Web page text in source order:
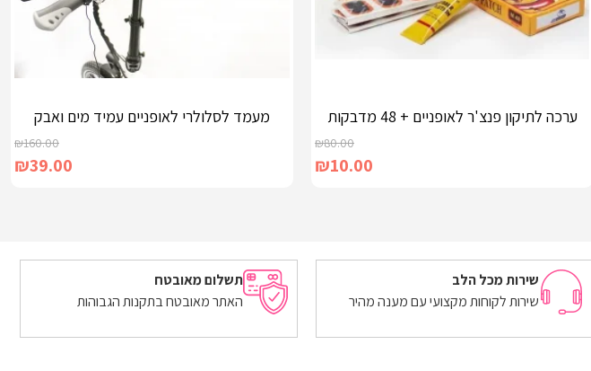
ערכה לתיקון פנצ'ר לאופניים + 48 מדבקות
₪80.00
₪10.00
הוספה לסל
מעמד לסלולרי לאופניים עמיד מים ואבק
₪160.00
₪39.00
הוספה לסל
שירות מכל הלב
שירות לקוחות מקצועי עם מענה מהיר
תשלום מאובטח
האתר מאובטח בתקנות הגבוהות